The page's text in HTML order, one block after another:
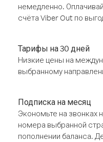
немедленно.
счёта Viber Out по
Тарифы на 30 дней
Низкие цены на
выбранному
Подписка на месяц
Экономьте на звонках
номера выбранной
пополнении баланса.